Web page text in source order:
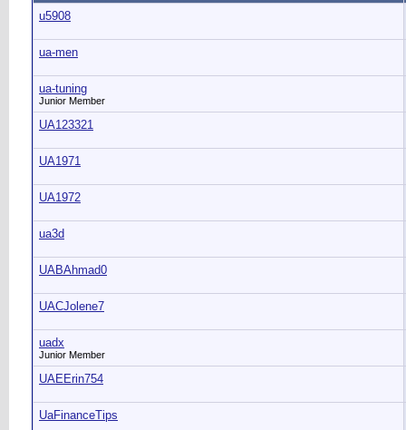
u5908
ua-men
ua-tuning
Junior Member
UA123321
UA1971
UA1972
ua3d
UABAhmad0
UACJolene7
uadx
Junior Member
UAEErin754
UaFinanceTips